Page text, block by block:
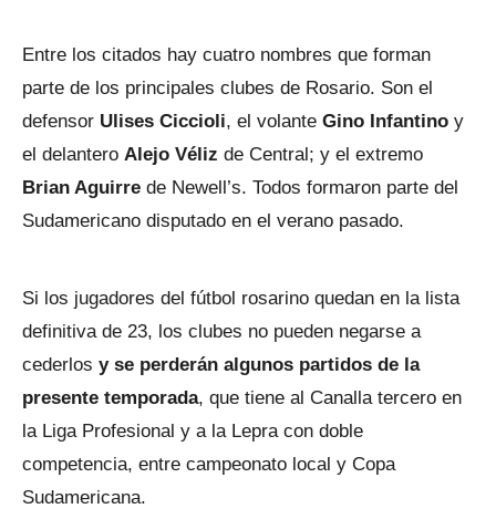
Entre los citados hay cuatro nombres que forman
parte de los principales clubes de Rosario. Son el
defensor Ulises Ciccioli, el volante Gino Infantino y
el delantero Alejo Véliz de Central; y el extremo
Brian Aguirre de Newell’s. Todos formaron parte del
Sudamericano disputado en el verano pasado.
Si los jugadores del fútbol rosarino quedan en la lista
definitiva de 23, los clubes no pueden negarse a
cederlos y se perderán algunos partidos de la
presente temporada, que tiene al Canalla tercero en
la Liga Profesional y a la Lepra con doble
competencia, entre campeonato local y Copa
Sudamericana.